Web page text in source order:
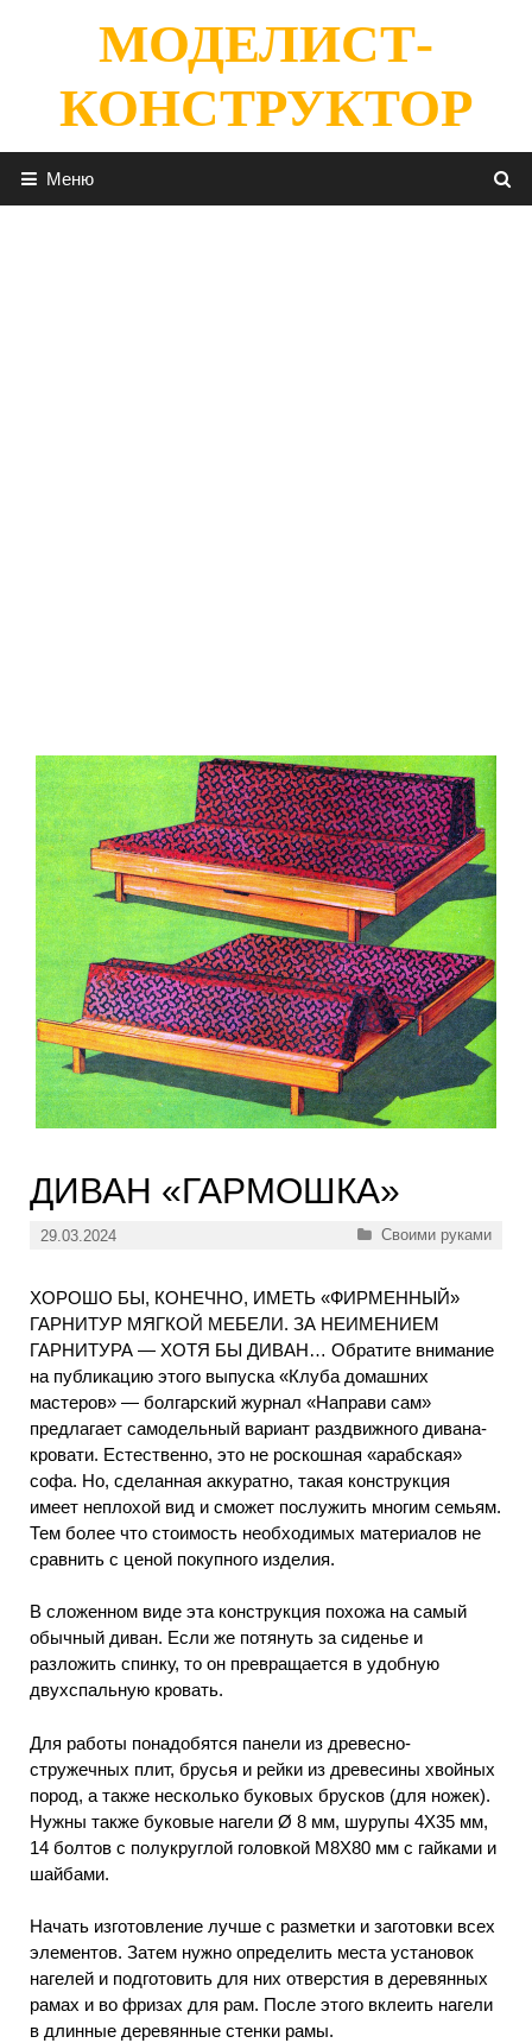
содержимомуМОДЕЛИСТ-
КОНСТРУКТОР
Меню
ДИВАН «ГАРМОШКА»
29.03.2024 Рубрики
Своими руками
ХОРОШО БЫ, КОНЕЧНО, ИМЕТЬ «ФИРМЕННЫЙ»
ГАРНИТУР МЯГКОЙ МЕБЕЛИ. ЗА НЕИМЕНИЕМ
ГАРНИТУРА — ХОТЯ БЫ ДИВАН… Обратите внимание
на публикацию этого выпуска «Клуба домашних
мастеров» — болгарский журнал «Направи сам»
предлагает самодельный вариант раздвижного дивана-
кровати. Естественно, это не роскошная «арабская»
софа. Но, сделанная аккуратно, такая конструкция
имеет неплохой вид и сможет послужить многим семьям.
Тем более что стоимость необходимых материалов не
сравнить с ценой покупного изделия.
В сложенном виде эта конструкция похожа на самый
обычный диван. Если же потянуть за сиденье и
разложить спинку, то он превращается в удобную
двухспальную кровать.
Для работы понадобятся панели из древесно-
стружечных плит, брусья и рейки из древесины хвойных
пород, а также несколько буковых брусков (для ножек).
Нужны также буковые нагели Ø 8 мм, шурупы 4X35 мм,
14 болтов с полукруглой головкой М8Х80 мм с гайками и
шайбами.
Начать изготовление лучше с разметки и заготовки всех
элементов. Затем нужно определить места установок
нагелей и подготовить для них отверстия в деревянных
рамах и во фризах для рам. После этого вклеить нагели
в длинные деревянные стенки рамы.